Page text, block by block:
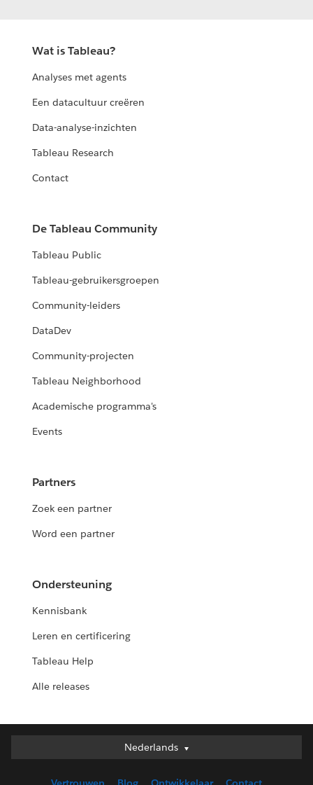
Wat is Tableau?
Analyses met agents
Een datacultuur creëren
Data-analyse-inzichten
Tableau Research
Contact
De Tableau Community
Tableau Public
Tableau-gebruikersgroepen
Community-leiders
DataDev
Community-projecten
Tableau Neighborhood
Academische programma's
Events
Partners
Zoek een partner
Word een partner
Ondersteuning
Kennisbank
Leren en certificering
Tableau Help
Alle releases
Nederlands
Nederlands